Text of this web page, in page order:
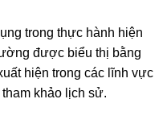
trong thực hành hiện
được biểu thị bằng
hiện trong các lĩnh vực
khảo lịch sử.